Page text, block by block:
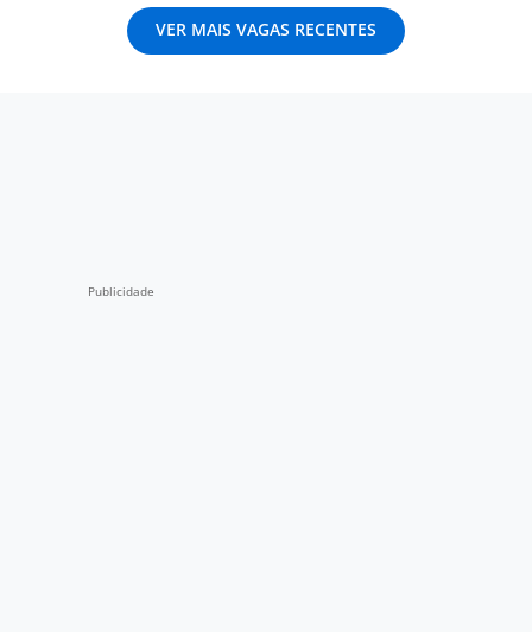
VER MAIS VAGAS RECENTES